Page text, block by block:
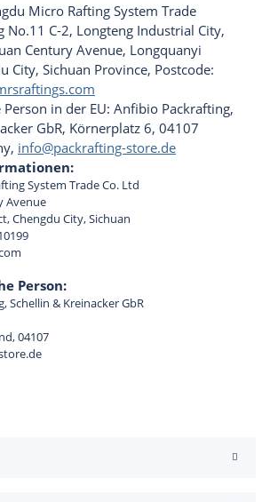
Micro Rafting System Trade
No.11 C-2, Longteng Industrial City,
Century Avenue, Longquanyi
City, Sichuan Province, Postcode:
in der EU: Anfibio Packrafting,
GbR, Körnerplatz 6, 04107
info@packrafting-store.de
System Trade Co. Ltd
Avenue
Chengdu City, Sichuan
Person:
Schellin & Kreinacker GbR
04107